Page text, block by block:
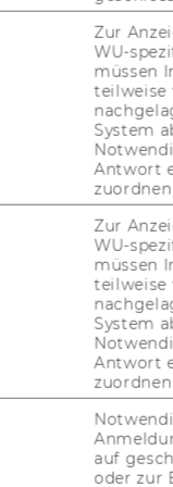
2008, WU
win­ner
pres­ti­gious
so­cie­ties'
German-​
the ERC has
Grant. This
this round.
€ 150,000
been
mar­ket the
of Con­cept
Zur
WU-
müssen
teilweise
System
Antwort
Zur
WU-
müssen
teilweise
System
Antwort
auf
oder zur